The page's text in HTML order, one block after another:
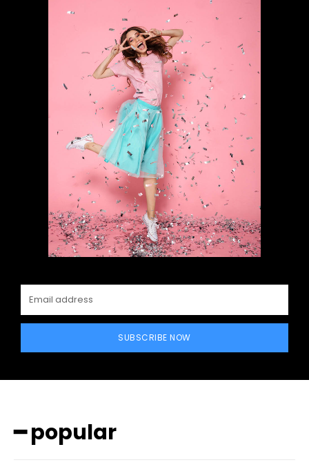
SUBSCRIBE NOW
━ popular